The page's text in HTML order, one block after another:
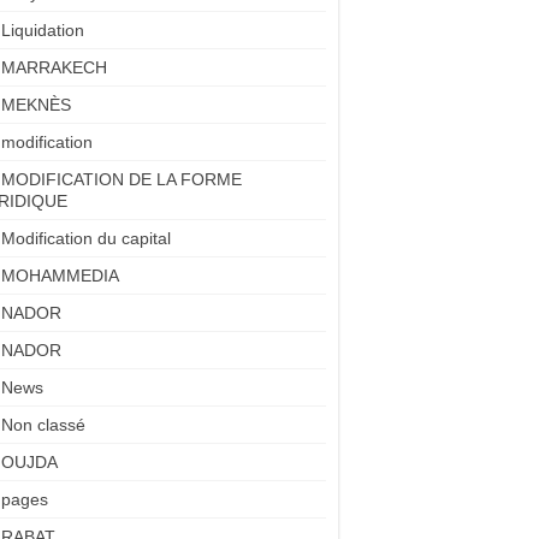
Liquidation
MARRAKECH
MEKNÈS
modification
MODIFICATION DE LA FORME
Modification du capital
MOHAMMEDIA
NADOR
NADOR
News
Non classé
OUJDA
pages